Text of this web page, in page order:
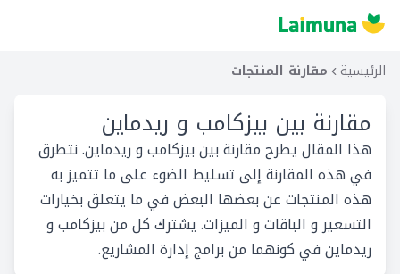
الرئيسية مقارنة المنتجات
مقارنة بين بيزكامب و ريدماين
هذا المقال يطرح مقارنة بين بيزكامب و ريدماين. نتطرق
في هذه المقارنة إلى تسليط الضوء على ما تتميز به
هذه المنتجات عن بعضها البعض في ما يتعلق بخيارات
التسعير و الباقات و الميزات. يشترك كل من بيزكامب و
ريدماين في كونهما من برامج إدارة المشاريع.